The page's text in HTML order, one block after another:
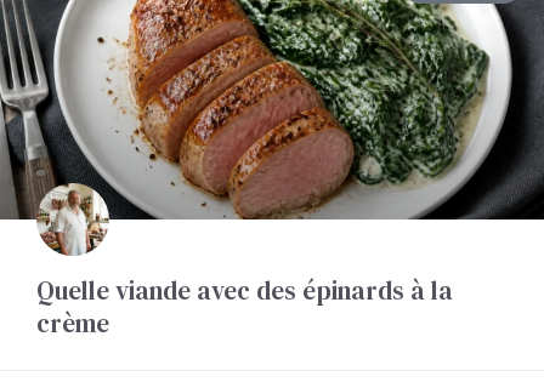
Quelle viande avec des épinards à la
crème